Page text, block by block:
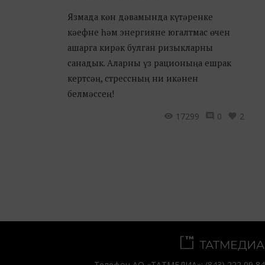
Язмада көн дәвамында күтәренке
кәефне һәм энергияне югалтмас өчен
ашарга кирәк булган ризыкларны
санадык. Аларны үз рационыңа ешрак
кертсәң, стрессның ни икәнен
белмәссең!
17299
0 2